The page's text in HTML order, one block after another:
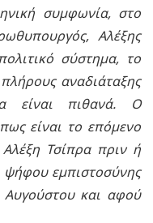
συμφωνία, στο
Αλέξης
σύστημα, το
αναδιάταξης
είναι πιθανά. Ο
είναι το επόμενο
Τσίπρα πριν ή
ψήφου εμπιστοσύνης
και αφού